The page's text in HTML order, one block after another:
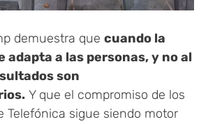
demuestra que cuando la
adapta a las personas, y no al
son
Y que el compromiso de los
Telefónica sigue siendo motor